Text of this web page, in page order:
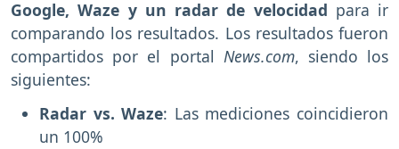
Google, Waze y un radar de velocidad para ir
comparando los resultados. Los resultados fueron
compartidos por el portal News.com, siendo los
siguientes:
Radar vs. Waze: Las mediciones coincidieron
un 100%